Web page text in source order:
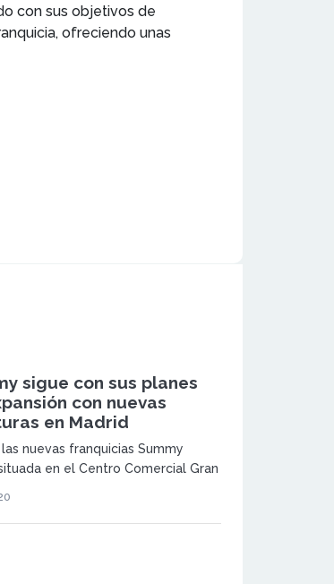
con sus objetivos de
ofreciendo unas
sigue con sus planes
con nuevas
en Madrid
nuevas franquicias Summy
en el Centro Comercial Gran
con cerca de 7 millones de visitas
y un espacio para 70 marcas.